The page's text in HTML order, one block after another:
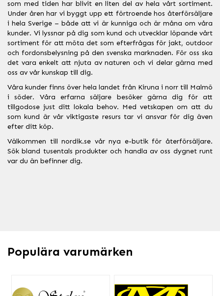
som med tiden har blivit en liten del av hela vårt sortiment.
Under åren har vi byggt upp ett förtroende hos återförsäljare
i hela Sverige – både att vi är kunniga och är måna om våra
kunder. Vi lyssnar på dig som kund och utvecklar löpande vårt
sortiment för att möta det som efterfrågas för jakt, outdoor
och fordonsbelysning på den svenska marknaden. För oss ska
det vara enkelt att njuta av naturen och vi delar gärna med
oss av vår kunskap till dig.
Våra kunder finns över hela landet från Kiruna i norr till Malmö
i söder. Våra erfarna säljare besöker gärna dig för att
tillgodose just ditt lokala behov. Med vetskapen om att du
som kund är vår viktigaste resurs tar vi ansvar för dig även
efter ditt köp.
Välkommen till nordik.se vår nya e-butik för återförsäljare.
Sök bland tusentals produkter och handla av oss dygnet runt
var du än befinner dig.
Populära varumärken